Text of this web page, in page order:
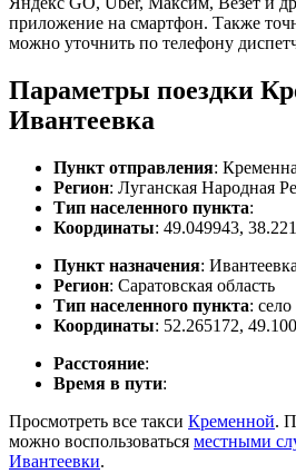
приложение на смартфон. Также
можно уточнить по телефону
Параметры поездки
Ивантеевка
Пункт отправления:
Регион: Луганская Народная
Тип населенного пункта:
Координаты: 49.049943,
Пункт назначения: Ивантеевка
Регион: Саратовская область
Тип населенного пункта: село
Координаты: 52.265172,
Расстояние:
Время в пути:
Просмотреть все такси Кременной.
можно воспользоваться местными
Ивантеевки.